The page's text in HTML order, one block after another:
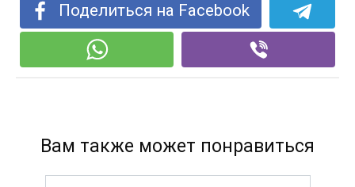
Поделиться на Facebook
Вам также может понравиться